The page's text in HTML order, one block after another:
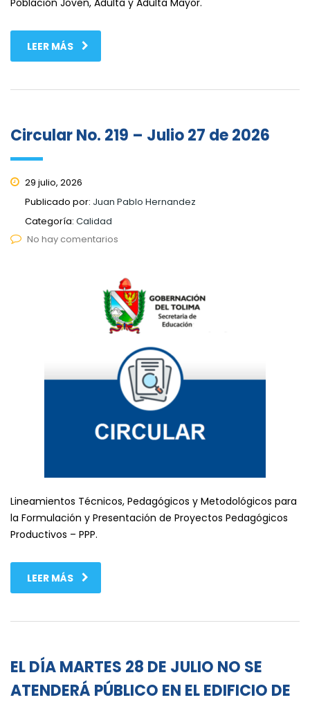
LEER MÁS
Circular No. 219 – Julio 27 de 2026
29 julio, 2026
Publicado por: Juan Pablo Hernandez
Categoría: Calidad
No hay comentarios
Lineamientos Técnicos, Pedagógicos y Metodológicos para
la Formulación y Presentación de Proyectos Pedagógicos
Productivos – PPP.
LEER MÁS
EL DÍA MARTES 28 DE JULIO NO SE
ATENDERÁ PÚBLICO EN EL EDIFICIO DE